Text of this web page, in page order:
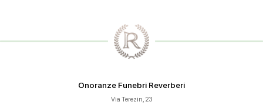
Onoranze Funebri Reverberi
Via Terezin, 23